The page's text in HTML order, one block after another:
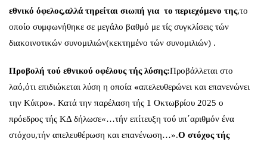
εθνικό όφελος,αλλά τηρείται σιωπή για το περιεχόμενο της,το
οποίο συμφωνήθηκε σε μεγάλο βαθμό με τίς συγκλίσεις τών
διακοινοτικών συνομιλιών(κεκτημένο τών συνομιλιών) .
Προβολή τού εθνικού οφέλους τής λύσης:Προβάλλεται στο
λαό,ότι επιδιώκεται λύση η οποία «απελευθερώνει και επανενώνει
την Κύπρο». Κατά την παρέλαση τής 1 Οκτωβρίου 2025 ο
πρόεδρος τής ΚΔ δήλωσε«…τήν επίτευξη τού υπ΄αριθμόν ένα
στόχου,τήν απελευθέρωση και επανένωση…».Ο στόχος τής